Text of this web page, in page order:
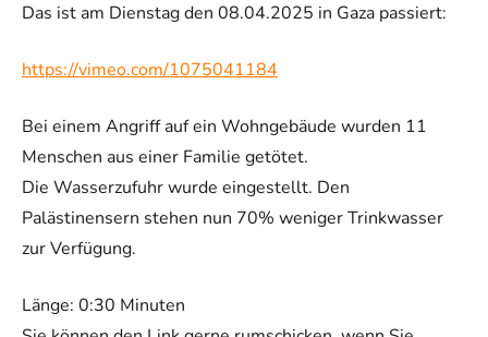
Das ist am Dienstag den 08.04.2025 in Gaza passiert:
https://vimeo.com/1075041184
Bei einem Angriff auf ein Wohngebäude wurden 11
Menschen aus einer Familie getötet.
Die Wasserzufuhr wurde eingestellt. Den
Palästinensern stehen nun 70% weniger Trinkwasser
zur Verfügung.
Länge: 0:30 Minuten